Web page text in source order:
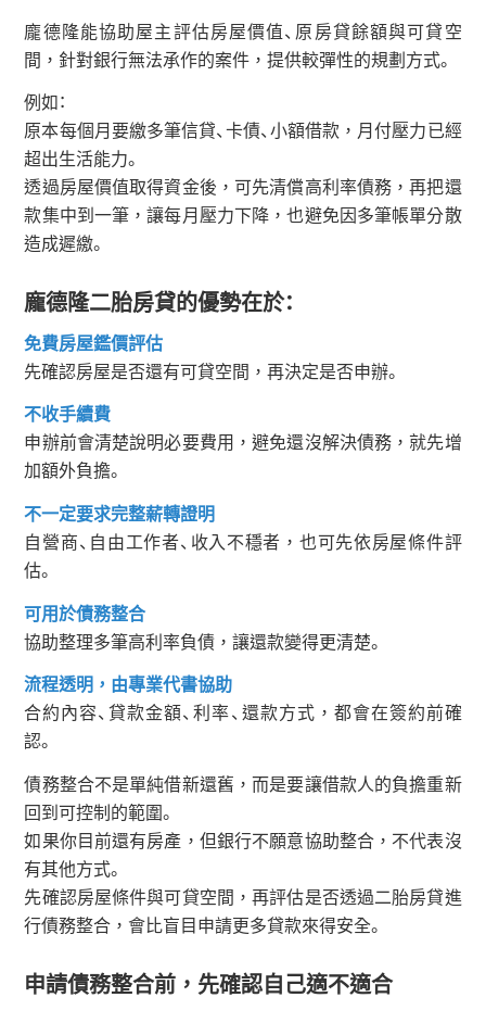
龐德隆能協助屋主評估房屋價值、原房貸餘額與可貸空
間，針對銀行無法承作的案件，提供較彈性的規劃方式。
例如：
原本每個月要繳多筆信貸、卡債、小額借款，月付壓力已經
超出生活能力。
透過房屋價值取得資金後，可先清償高利率債務，再把還
款集中到一筆，讓每月壓力下降，也避免因多筆帳單分散
造成遲繳。
龐德隆二胎房貸的優勢在於：
免費房屋鑑價評估
先確認房屋是否還有可貸空間，再決定是否申辦。
不收手續費
申辦前會清楚說明必要費用，避免還沒解決債務，就先增
加額外負擔。
不一定要求完整薪轉證明
自營商、自由工作者、收入不穩者，也可先依房屋條件評
估。
可用於債務整合
協助整理多筆高利率負債，讓還款變得更清楚。
流程透明，由專業代書協助
合約內容、貸款金額、利率、還款方式，都會在簽約前確
認。
債務整合不是單純借新還舊，而是要讓借款人的負擔重新
回到可控制的範圍。
如果你目前還有房產，但銀行不願意協助整合，不代表沒
有其他方式。
先確認房屋條件與可貸空間，再評估是否透過二胎房貸進
行債務整合，會比盲目申請更多貸款來得安全。
申請債務整合前，先確認自己適不適合